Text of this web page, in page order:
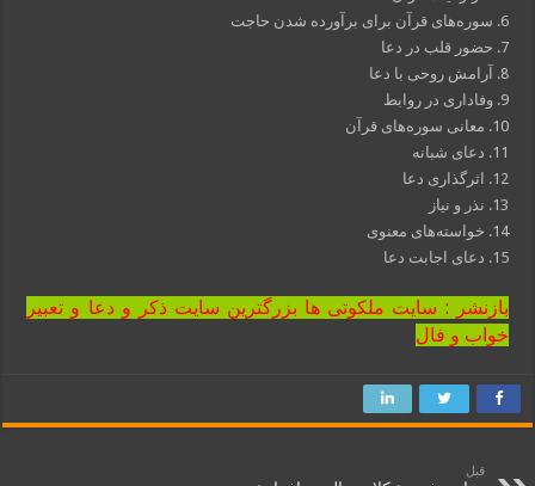
6. سوره‌های قرآن برای برآورده شدن حاجت
7. حضور قلب در دعا
8. آرامش روحی با دعا
9. وفاداری در روابط
10. معانی سوره‌های قرآن
11. دعای شبانه
12. اثرگذاری دعا
13. نذر و نیاز
14. خواسته‌های معنوی
15. دعای اجابت دعا
بازنشر : سایت ملکوتی ها بزرگترین سایت ذکر و دعا و تعبیر
خواب و فال
قبل